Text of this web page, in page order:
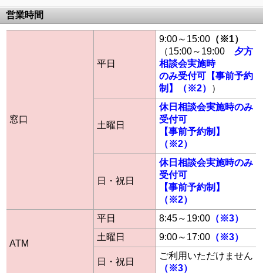
営業時間
窓口
平日
9:00～15:00 （※1）
（15:00～19:00 夕方
相談会実施時
のみ受付可【事前予約
制】（※2）
）
土曜日
休日相談会実施時のみ
受付可
【事前予約制】
（※2）
日・祝日
休日相談会実施時のみ
受付可
【事前予約制】
（※2）
ATM
平日 8:45～19:00 （※3）
土曜日
9:00～17:00 （※3）
日・祝日
ご利用いただけません
（※3）